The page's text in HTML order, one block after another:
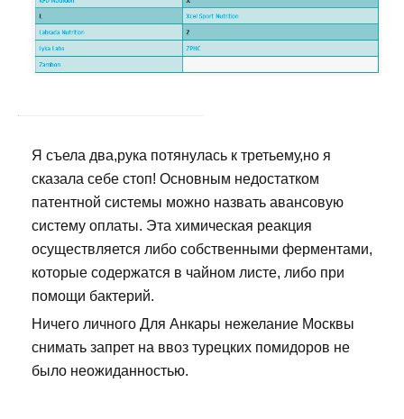
Я съела два,рука потянулась к третьему,но я
сказала себе стоп! Основным недостатком
патентной системы можно назвать авансовую
систему оплаты. Эта химическая реакция
осуществляется либо собственными ферментами,
которые содержатся в чайном листе, либо при
помощи бактерий.
Ничего личного Для Анкары нежелание Москвы
снимать запрет на ввоз турецких помидоров не
было неожиданностью.